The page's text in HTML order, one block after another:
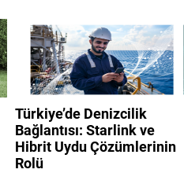
Türkiye’de Denizcilik
Bağlantısı: Starlink ve
Hibrit Uydu Çözümlerinin
Rolü